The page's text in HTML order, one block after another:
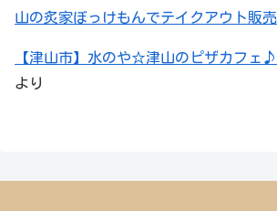
山の炙家ぼっけもんでテイクアウト販売
【津山市】水のや☆津山のピザカフェ♪
より